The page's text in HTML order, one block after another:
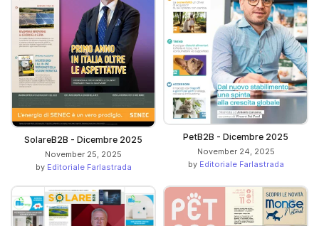
SolareB2B - Dicembre 2025
November 25, 2025
by Editoriale Farlastrada
PetB2B - Dicembre 2025
November 24, 2025
by Editoriale Farlastrada